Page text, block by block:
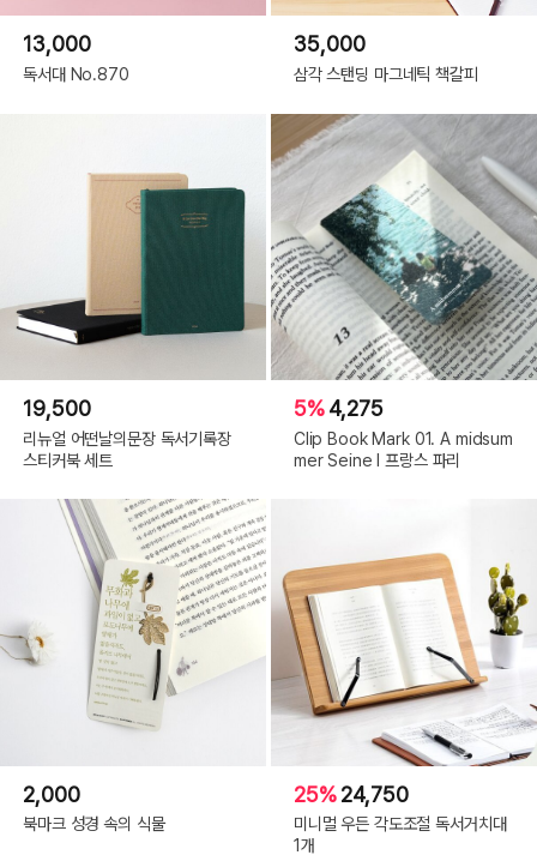
13,000
독서대 No.870
35,000
삼각 스탠딩 마그네틱 책갈피
19,500
리뉴얼 어떤날의문장 독서기록장
스티커북 세트
5%4,275
Clip Book Mark 01. A midsum
mer Seine l 프랑스 파리
2,000
북마크 성경 속의 식물
25%24,750
미니멀 우든 각도조절 독서거치대
1개